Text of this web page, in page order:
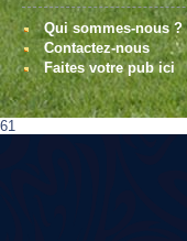
Qui sommes-nous ?
Contactez-nous
Faites votre pub ici
61